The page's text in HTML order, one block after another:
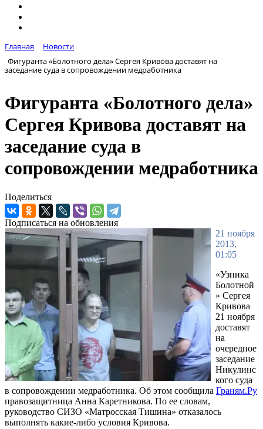
Главная
Новости
Фигуранта «Болотного дела» Сергея Кривова доставят на
заседание суда в сопровождении медработника
Фигуранта «Болотного дела»
Сергея Кривова доставят на
заседание суда в
сопровождении медработника
Поделиться
Подписаться на обновления
21 ноября
2013,
01:05
«Узника
Болотной
» Сергея
Кривова
21 ноября
доставят
на
очередное
заседание
Никулинс
кого суда
в сопровождении медработника. Об этом сообщила Граням.Ру
правозащитница Анна Каретникова. По ее словам,
руководство СИЗО «Матросская Тишина» отказалось
выполнять какие-либо условия Кривова.